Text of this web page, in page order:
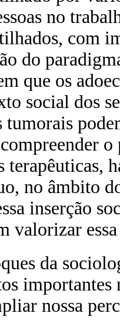
no
com
do
que os
social dos
tumorais
o
terapêuticas,
no âmbito
inserção
valorizar
da
importantes
nossa